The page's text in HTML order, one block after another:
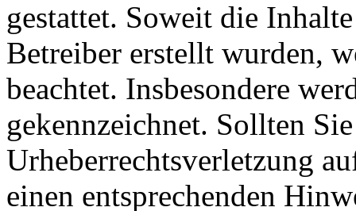
gestattet. Soweit die
Betreiber erstellt wurden,
beachtet. Insbesondere
gekennzeichnet. Sollten
Urheberrechtsverletzung
einen entsprechenden